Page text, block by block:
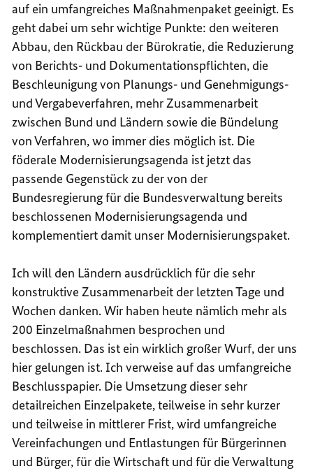
auf ein umfangreiches Maßnahmenpaket geeinigt. Es
geht dabei um sehr wichtige Punkte: den weiteren
Abbau, den Rückbau der Bürokratie, die Reduzierung
von Berichts‑ und Dokumentationspflichten, die
Beschleunigung von Planungs‑ und Genehmigungs‑
und Vergabeverfahren, mehr Zusammenarbeit
zwischen Bund und Ländern sowie die Bündelung
von Verfahren, wo immer dies möglich ist. Die
föderale Modernisierungsagenda ist jetzt das
passende Gegenstück zu der von der
Bundesregierung für die Bundesverwaltung bereits
beschlossenen Modernisierungsagenda und
komplementiert damit unser Modernisierungspaket.
Ich will den Ländern ausdrücklich für die sehr
konstruktive Zusammenarbeit der letzten Tage und
Wochen danken. Wir haben heute nämlich mehr als
200 Einzelmaßnahmen besprochen und
beschlossen. Das ist ein wirklich großer Wurf, der uns
hier gelungen ist. Ich verweise auf das umfangreiche
Beschlusspapier. Die Umsetzung dieser sehr
detailreichen Einzelpakete, teilweise in sehr kurzer
und teilweise in mittlerer Frist, wird umfangreiche
Vereinfachungen und Entlastungen für Bürgerinnen
und Bürger, für die Wirtschaft und für die Verwaltung